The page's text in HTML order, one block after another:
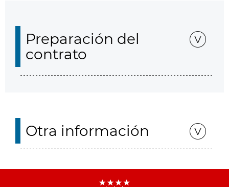
Preparación del
contrato
Otra información